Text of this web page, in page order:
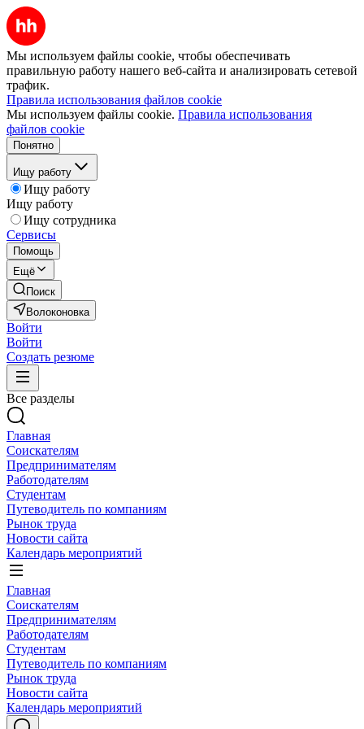
Мы используем файлы cookie, чтобы обеспечивать
правильную работу нашего веб-сайта и анализировать сетевой
трафик.
Правила использования файлов cookie
Мы используем файлы cookie. Правила использования
файлов cookie
Понятно
Ищу работу
Ищу работу
Ищу работу
Ищу сотрудника
Сервисы
Помощь
Ещё
Поиск
Волоконовка
Войти
Войти
Создать резюме
Все разделы
Главная
Соискателям
Предпринимателям
Работодателям
Студентам
Путеводитель по компаниям
Рынок труда
Новости сайта
Календарь мероприятий
Главная
Соискателям
Предпринимателям
Работодателям
Студентам
Путеводитель по компаниям
Рынок труда
Новости сайта
Календарь мероприятий